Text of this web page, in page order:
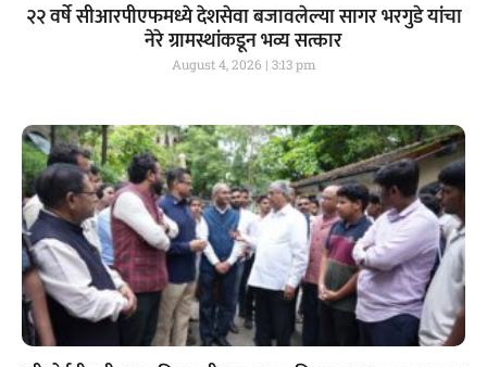
२२ वर्षे सीआरपीएफमध्ये देशसेवा बजावलेल्या सागर भरगुडे यांचा
नेरे ग्रामस्थांकडून भव्य सत्कार
August 4, 2026 3:13 pm